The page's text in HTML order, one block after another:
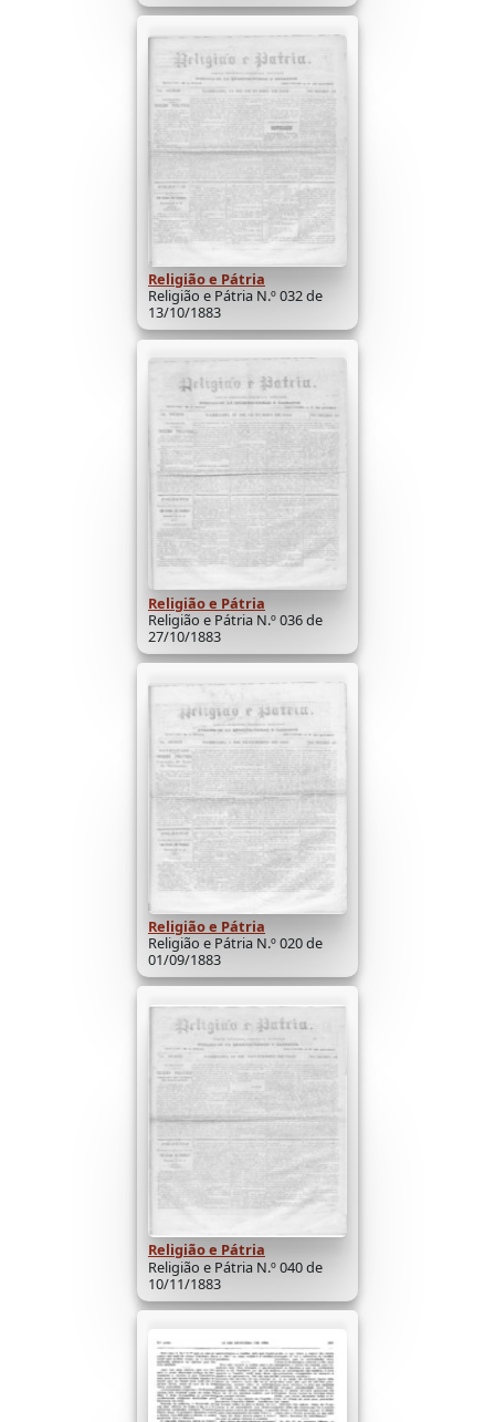
Religião e Pátria
Religião e Pátria N.º 032 de
13/10/1883
Religião e Pátria
Religião e Pátria N.º 036 de
27/10/1883
Religião e Pátria
Religião e Pátria N.º 020 de
01/09/1883
Religião e Pátria
Religião e Pátria N.º 040 de
10/11/1883